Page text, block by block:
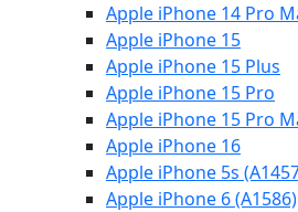
Apple iPhone 14 Pro
Apple iPhone 15
Apple iPhone 15 Plus
Apple iPhone 15 Pro
Apple iPhone 15 Pro
Apple iPhone 16
Apple iPhone 5s
Apple iPhone 6 (A1586)